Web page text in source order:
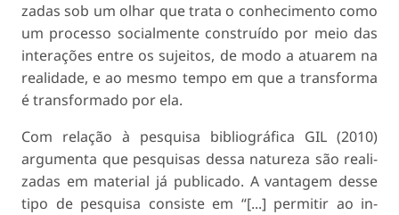
zadas sob um olhar que trata o conhecimento como
um processo socialmente construído por meio das
interações entre os sujeitos, de modo a atuarem na
realidade, e ao mesmo tempo em que a transforma
é transformado por ela.
Com relação à pesquisa bibliográfica GIL (2010)
argumenta que pesquisas dessa natureza são reali­
zadas em material já publicado. A vantagem desse
tipo de pesquisa consiste em “[...] permitir ao in­